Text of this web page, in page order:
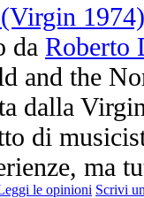
1974)
da Roberto
and the
dalla
di
ma
le opinioni Scrivi